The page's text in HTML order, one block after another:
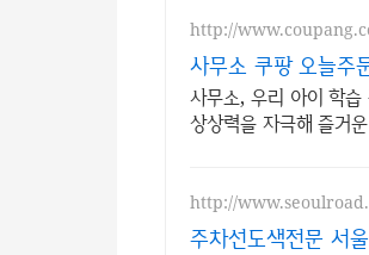
http://
사무소 쿠팡 오늘주
사무소, 우리 아이 학
상상력을 자극해 즐거
http://
주차선도색전문 서